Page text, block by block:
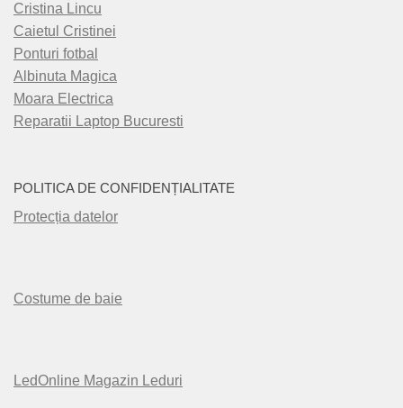
Cristina Lincu
Caietul Cristinei
Ponturi fotbal
Albinuta Magica
Moara Electrica
Reparatii Laptop Bucuresti
POLITICA DE CONFIDENȚIALITATE
Protecția datelor
Costume de baie
LedOnline Magazin Leduri